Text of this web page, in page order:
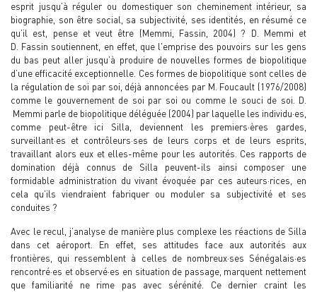
esprit jusqu’à réguler ou domestiquer son cheminement intérieur, sa
biographie, son être social, sa subjectivité, ses identités, en résumé ce
qu’il est, pense et veut être (Memmi, Fassin, 2004) ? D. Memmi et
D. Fassin soutiennent, en effet, que l'emprise des pouvoirs sur les gens
du bas peut aller jusqu’à produire de nouvelles formes de biopolitique
d’une efficacité exceptionnelle. Ces formes de biopolitique sont celles de
la régulation de soi par soi, déjà annoncées par M. Foucault (1976/2008)
comme le gouvernement de soi par soi ou comme le souci de soi. D.
Memmi parle de biopolitique déléguée (2004) par laquelle les individu·es,
comme peut-être ici Silla, deviennent les premiers·ères gardes,
surveillant·es et contrôleurs·ses de leurs corps et de leurs esprits,
travaillant alors eux et elles-même pour les autorités. Ces rapports de
domination déjà connus de Silla peuvent-ils ainsi composer une
formidable administration du vivant évoquée par ces auteurs·rices, en
cela qu’ils viendraient fabriquer ou moduler sa subjectivité et ses
conduites ?
Avec le recul, j’analyse de manière plus complexe les réactions de Silla
dans cet aéroport. En effet, ses attitudes face aux autorités aux
frontières, qui ressemblent à celles de nombreux·ses Sénégalais·es
rencontré·es et observé·es en situation de passage, marquent nettement
que familiarité ne rime pas avec sérénité. Ce dernier craint les